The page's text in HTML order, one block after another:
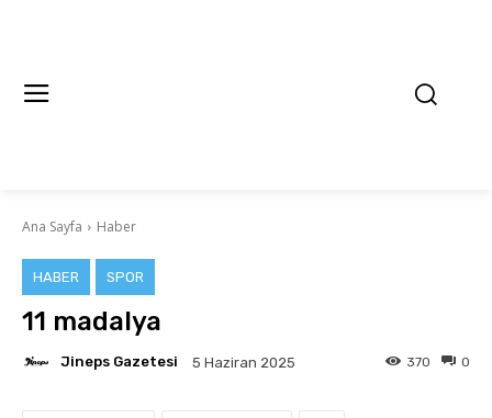
Ana Sayfa Haber
HABER SPOR
11 madalya
Jineps Gazetesi 5 Haziran 2025 0
370